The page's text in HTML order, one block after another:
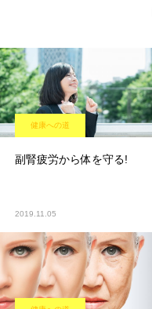
健康への道
副腎疲労から体を守る!
2019.11.05